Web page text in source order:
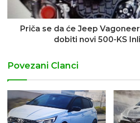
Priča se da će Jeep
dobiti novi 500-KS
Povezani Clanci